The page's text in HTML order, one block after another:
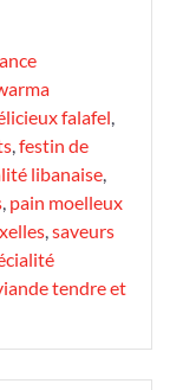
falafel,
,festin de
libanaise,
, pain moelleux
,saveurs
tendre et